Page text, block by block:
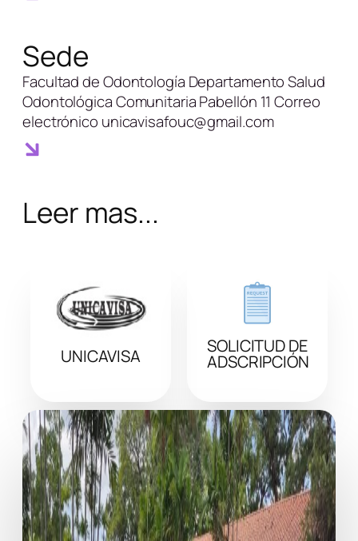
Sede
Facultad de Odontología Departamento Salud
Odontológica Comunitaria Pabellón 11 Correo
electrónico unicavisafouc@gmail.com
Leer mas...
UNICAVISA SOLICITUD DE
ADSCRIPCIÓN